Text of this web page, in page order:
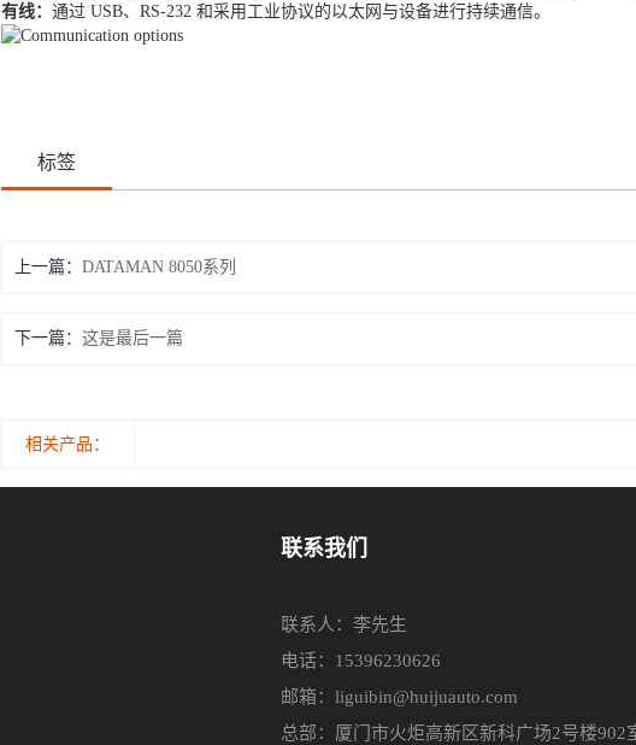
有线： 通过 USB、RS-232 和采用工业协议的以太网与设备进行持续通信。
标签
上一篇： DATAMAN 8050系列
下一篇： 这是最后一篇
相关产品：
联系我们
联系人：李先生
电话：15396230626
邮箱：liguibin@huijuauto.com
总部：厦门市火炬高新区新科广场2号楼902